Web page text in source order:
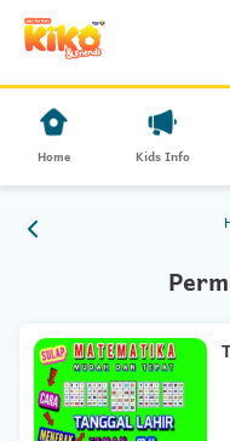
Home Kids Info